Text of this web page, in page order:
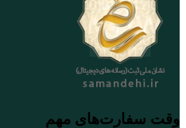
وقت سفارت‌های مهم